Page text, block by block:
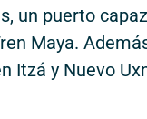
un puerto
Maya.
Itzá y Nuevo